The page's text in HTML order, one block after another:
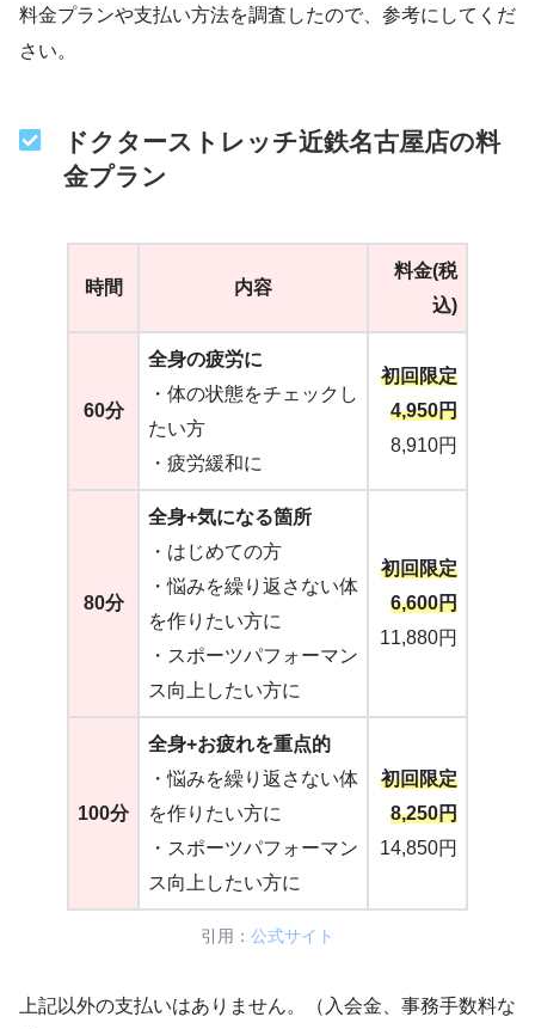
料金プランや支払い方法を調査したので、参考にしてくだ
さい。
ドクターストレッチ近鉄名古屋店の料
金プラン
時間 内容
料金(税
込)
60分
全身の疲労に
・体の状態をチェックし
たい方
・疲労緩和に
初回限定
4,950円
8,910円
80分
全身+気になる箇所
・はじめての方
・悩みを繰り返さない体
を作りたい方に
・スポーツパフォーマン
ス向上したい方に
初回限定
6,600円
11,880円
100分
全身+お疲れを重点的
・悩みを繰り返さない体
を作りたい方に
・スポーツパフォーマン
ス向上したい方に
初回限定
8,250円
14,850円
引用： 公式サイト
上記以外の支払いはありません。（入会金、事務手数料な